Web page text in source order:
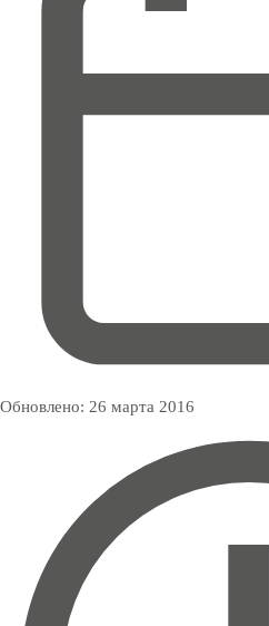
Обновлено: 26 марта 2016